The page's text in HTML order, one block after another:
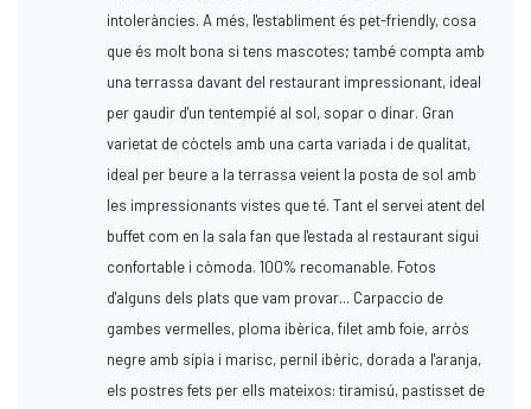
intoleràncies. A més, l'establiment és pet-friendly, cosa
que és molt bona si tens mascotes; també compta amb
una terrassa davant del restaurant impressionant, ideal
per gaudir d'un tentempié al sol, sopar o dinar. Gran
varietat de còctels amb una carta variada i de qualitat,
ideal per beure a la terrassa veient la posta de sol amb
les impressionants vistes que té. Tant el servei atent del
buffet com en la sala fan que l'estada al restaurant sigui
confortable i còmoda. 100% recomanable. Fotos
d'alguns dels plats que vam provar... Carpaccio de
gambes vermelles, ploma ibèrica, filet amb foie, arròs
negre amb sípia i marisc, pernil ibèric, dorada a l'aranja,
els postres fets per ells mateixos: tiramisú, pastisset de